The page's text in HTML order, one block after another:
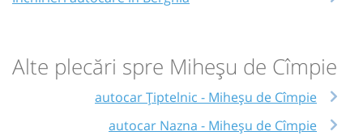
Alte plecări spre Miheșu de Cîmpie
autocar Țiptelnic - Miheșu de Cîmpie
autocar Nazna - Miheșu de Cîmpie